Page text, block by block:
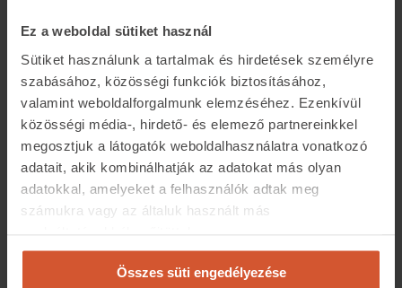
Ez a weboldal sütiket használ
Sütiket használunk a tartalmak és hirdetések személyre
szabásához, közösségi funkciók biztosításához,
valamint weboldalforgalmunk elemzéséhez. Ezenkívül
közösségi média-, hirdető- és elemező partnereinkkel
megosztjuk a látogatók weboldalhasználatra vonatkozó
adatait, akik kombinálhatják az adatokat más olyan
adatokkal, amelyeket a felhasználók adtak meg
számukra vagy az általuk használt más
Összes süti engedélyezése